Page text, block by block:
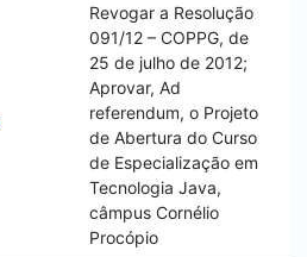
Revogar a Resolução
091/12 – COPPG, de
25 de julho de 2012;
Aprovar, Ad
referendum, o Projeto
de Abertura do Curso
de Especialização em
Tecnologia Java,
câmpus Cornélio
Procópio